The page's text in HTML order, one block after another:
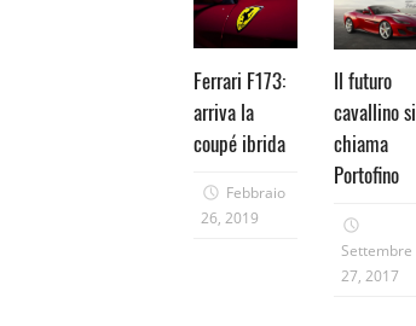
Ferrari F173:
arriva la
coupé ibrida
Febbraio
26, 2019
Il futuro
cavallino si
chiama
Portofino
Settembre
27, 2017